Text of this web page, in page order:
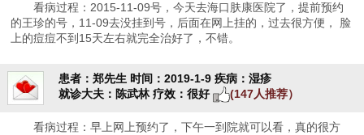
看病过程：2015-11-09号，今天去海口肤康医院了，提前预约
的王珍的号，11-09去没挂到号，后面在网上挂的，过去很方便， 脸
上的痘痘不到15天左右就完全治好了，不错。
患者：郑先生 时间：2019-1-9 疾病：湿疹
就诊大夫：陈武林 疗效：很好 (147人推荐）
看病过程：早上网上预约了，下午一到院就可以看，真的很方